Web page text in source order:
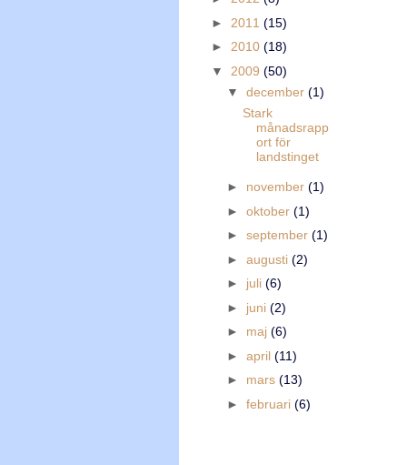
► 2011 (15)
► 2010 (18)
▼ 2009 (50)
▼ december (1)
Stark
månadsrapp
ort för
landstinget
► november (1)
► oktober (1)
► september (1)
► augusti (2)
► juli (6)
► juni (2)
► maj (6)
► april (11)
► mars (13)
► februari (6)